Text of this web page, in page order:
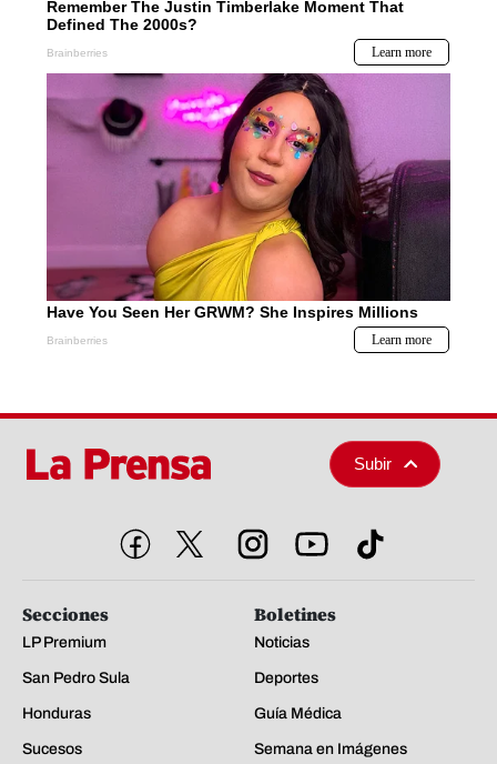
Subir
Secciones
LP Premium
San Pedro Sula
Honduras
Sucesos
Boletines
Noticias
Deportes
Guía Médica
Semana en Imágenes